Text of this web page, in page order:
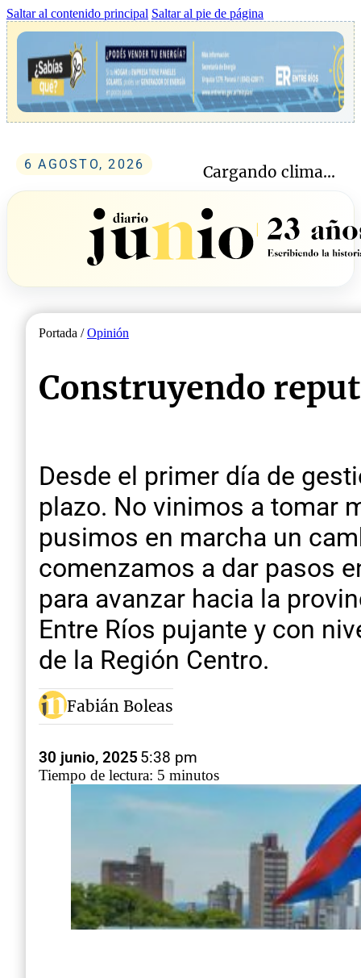
Saltar al contenido principal Saltar al pie de página
6 AGOSTO, 2026 Cargando clima...
Portada /Opinión
Construyendo
Desde el primer día de
plazo. No vinimos a tomar
pusimos en marcha un
comenzamos a dar pasos
para avanzar hacia la
Entre Ríos pujante y con
de la Región Centro.
Fabián Boleas
30 junio, 2025 5:38 pm
Tiempo de lectura: 5 minutos